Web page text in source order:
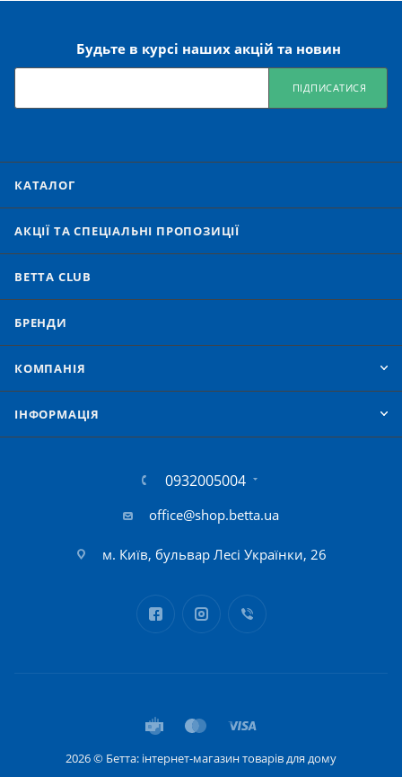
Будьте в курсі наших акцій та новин
ПІДПИСАТИСЯ
КАТАЛОГ
АКЦІЇ ТА СПЕЦІАЛЬНІ ПРОПОЗИЦІЇ
BETTA CLUB
БРЕНДИ
КОМПАНІЯ
IНФОРМАЦІЯ
0932005004
office@shop.betta.ua
м. Київ, бульвар Лесі Українки, 26
2026 © Бетта: інтернет-магазин товарів для дому